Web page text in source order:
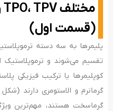
(قسمت اول)
پلیمرها به سه دسته
کوپلیمرها یا ترکیب فیزیکی
گرماسخت هستند، مهم‌ترین